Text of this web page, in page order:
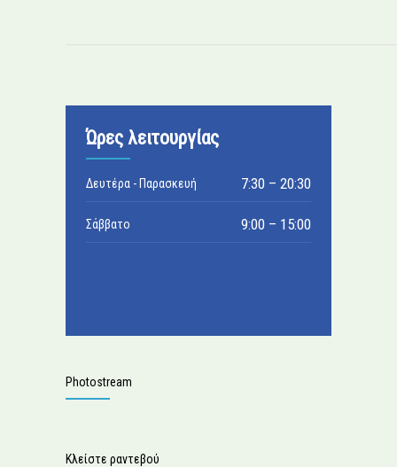
Ώρες λειτουργίας
Δευτέρα - Παρασκευή 7:30 – 20:30
Σάββατο 9:00 – 15:00
Photostream
Κλείστε ραντεβού